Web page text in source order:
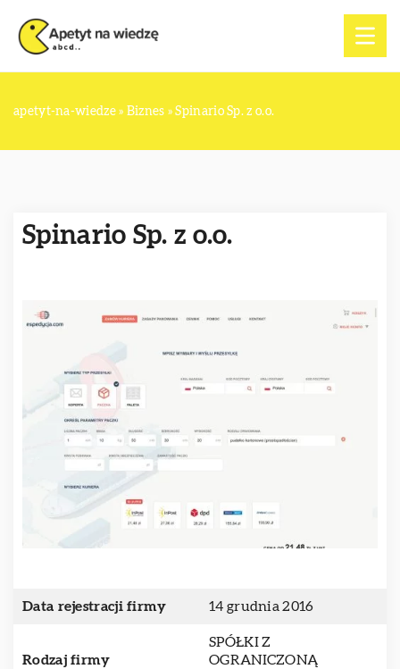
apetyt-na-wiedze» Biznes »Spinario Sp. z o.o.
Spinario Sp. z o.o.
Data rejestracji firmy 14 grudnia 2016
Rodzaj firmy
SPÓŁKI Z
OGRANICZONĄ